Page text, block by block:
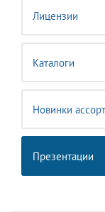
Лицензии
Каталоги
Новинки
Презентации